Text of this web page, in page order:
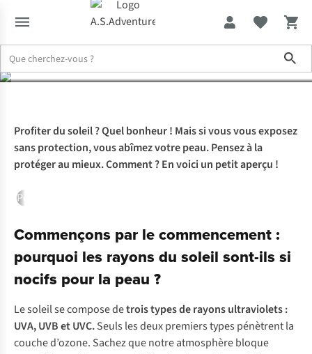
solaire
Profiter du soleil ? Quel bonheur ! Mais si vous vous exposez
sans protection, vous abîmez votre peau. Pensez à la
protéger au mieux. Comment ? En voici un petit aperçu !
Pourquoi protéger votre peau ?
Commençons par le commencement :
pourquoi les rayons du soleil sont-ils si
nocifs pour la peau ?
Le soleil se compose detrois types de rayons ultraviolets :
UVA, UVB et UVC.Seuls les deux premiers types pénètrent la
couche d’ozone. Sachez que notre atmosphère bloque